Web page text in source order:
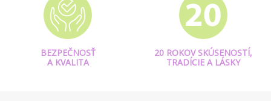
BEZPEČNOSŤ
A KVALITA
20 ROKOV SKÚSENOSTÍ,
TRADÍCIE A LÁSKY